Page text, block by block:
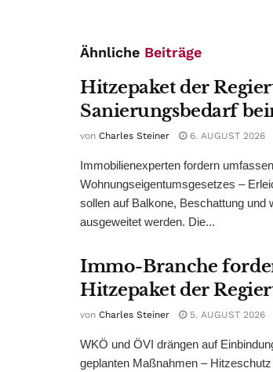
Ähnliche Beiträge
Hitzepaket der
Sanierungsbedarf
von Charles Steiner 6. AUGUST 2026
Immobilienexperten fordern
Wohnungseigentumsgesetzes –
sollen auf Balkone, Beschattung und
ausgeweitet werden. Die...
Immo-Branche
Hitzepaket der
von Charles Steiner 5. AUGUST 2026
WKÖ und ÖVI drängen auf
geplanten Maßnahmen –